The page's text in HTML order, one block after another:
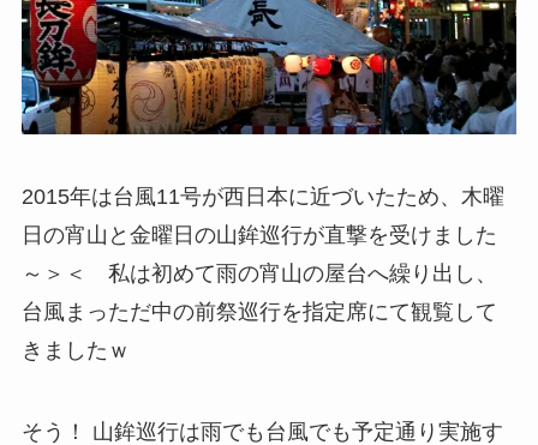
2015年は台風11号が西日本に近づいたため、木曜
日の宵山と金曜日の山鉾巡行が直撃を受けました
～＞＜ 私は初めて雨の宵山の屋台へ繰り出し、
台風まっただ中の前祭巡行を指定席にて観覧して
きましたｗ
そう！ 山鉾巡行は雨でも台風でも予定通り実施す